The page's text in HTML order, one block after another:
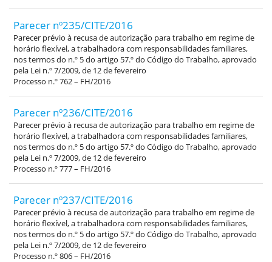
Parecer nº235/CITE/2016
Parecer prévio à recusa de autorização para trabalho em regime de
horário flexível, a trabalhadora com responsabilidades familiares,
nos termos do n.º 5 do artigo 57.º do Código do Trabalho, aprovado
pela Lei n.º 7/2009, de 12 de fevereiro
Processo n.º 762 – FH/2016
Parecer nº236/CITE/2016
Parecer prévio à recusa de autorização para trabalho em regime de
horário flexível, a trabalhadora com responsabilidades familiares,
nos termos do n.º 5 do artigo 57.º do Código do Trabalho, aprovado
pela Lei n.º 7/2009, de 12 de fevereiro
Processo n.º 777 – FH/2016
Parecer nº237/CITE/2016
Parecer prévio à recusa de autorização para trabalho em regime de
horário flexível, a trabalhadora com responsabilidades familiares,
nos termos do n.º 5 do artigo 57.º do Código do Trabalho, aprovado
pela Lei n.º 7/2009, de 12 de fevereiro
Processo n.º 806 – FH/2016